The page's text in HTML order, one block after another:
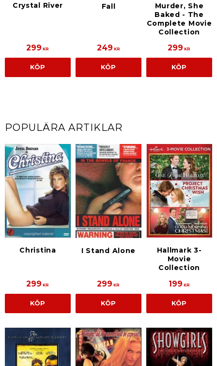
Crystal River
299 KR
KÖP
Fall
249 KR
KÖP
Murder, She
Baked - The
Complete Movie
Collection
299 KR
KÖP
POPULÄRA ARTIKLAR
Christina
299 KR
KÖP
I Stand Alone
299 KR
KÖP
Hallmark 3-
Movie
Collection
199 KR
KÖP